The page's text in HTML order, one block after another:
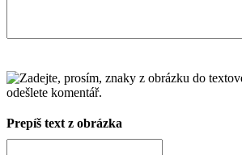
Prepíš text z obrázka